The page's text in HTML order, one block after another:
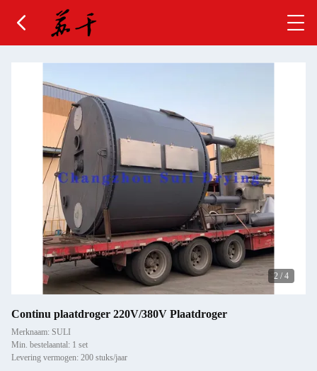
2 / 4
Continu plaatdroger 220V/380V Plaatdroger
Merknaam: SULI
Min. bestelaantal: 1 set
Levering vermogen: 200 stuks/jaar